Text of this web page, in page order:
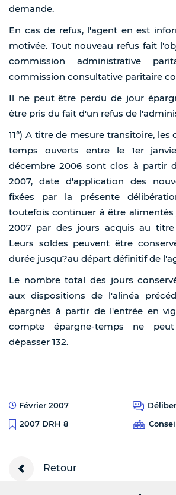
demande.
En cas de refus, l'agent en est
motivée. Tout nouveau refus fait
commission administrative
commission consultative paritaire
Il ne peut être perdu de jour
être pris du fait d'un refus de
11°) A titre de mesure transitoire,
temps ouverts entre le 1er
décembre 2006 sont clos à partir
2007, date d'application des
fixées par la présente
toutefois continuer à être alimentés
2007 par des jours acquis au titre
Leurs soldes peuvent être
durée jusqu?au départ définitif de
Le nombre total des jours
aux dispositions de l'alinéa
épargnés à partir de l'entrée en
compte épargne-temps ne
dépasser 132.
Février 2007
2007 DRH 8
Retour